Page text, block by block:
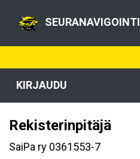
SEURANAVIGOINTI
KIRJAUDU
Rekisterinpitäjä
SaiPa ry 0361553-7